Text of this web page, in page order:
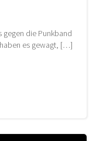
gegen die Punkband
es gewagt, […]